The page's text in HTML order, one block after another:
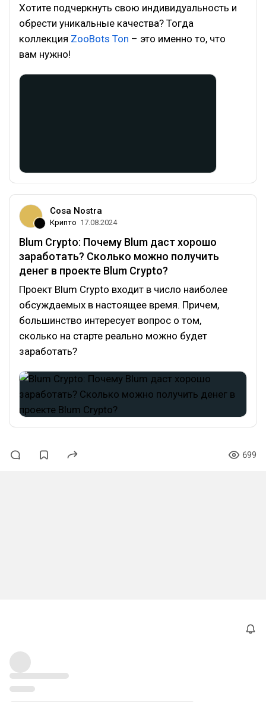
Хотите подчеркнуть свою индивидуальность и
обрести уникальные качества? Тогда
коллекция ZooBots Ton – это именно то, что
вам нужно!
Cosa Nostra
Крипто 17.08.2024
Blum Crypto: Почему Blum даст хорошо
заработать? Сколько можно получить
денег в проекте Blum Crypto?
Проект Blum Crypto входит в число наиболее
обсуждаемых в настоящее время. Причем,
большинство интересует вопрос о том,
сколько на старте реально можно будет
заработать?
699